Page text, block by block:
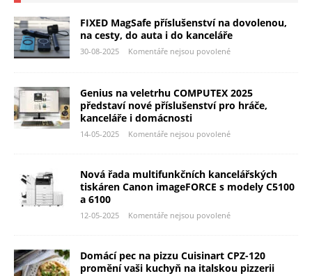
FIXED MagSafe příslušenství na dovolenou,
na cesty, do auta i do kanceláře
30-08-2025 Komentáře nejsou povolené
Genius na veletrhu COMPUTEX 2025
představí nové příslušenství pro hráče,
kanceláře i domácnosti
14-05-2025 Komentáře nejsou povolené
Nová řada multifunkčních kancelářských
tiskáren Canon imageFORCE s modely C5100
a 6100
12-05-2025 Komentáře nejsou povolené
Domácí pec na pizzu Cuisinart CPZ-120
promění vaši kuchyň na italskou pizzerii